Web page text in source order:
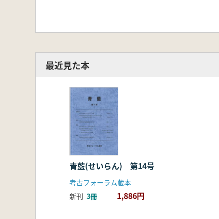
最近見た本
青藍(せいらん) 第14号
考古フォーラム蔵本
新刊 3冊 1,886円